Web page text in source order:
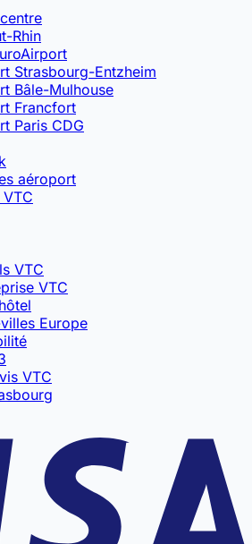
Rhin
Strasbourg-Entzheim
Bâle-Mulhouse
Francfort
Paris CDG
aéroport
VTC
VTC
Europe
VTC